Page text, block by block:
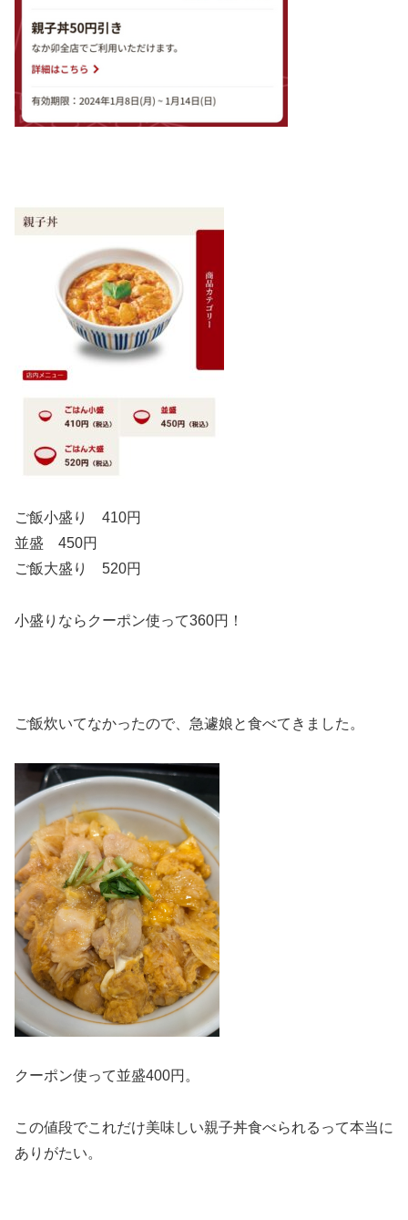
ご飯小盛り 410円
並盛 450円
ご飯大盛り 520円
小盛りならクーポン使って360円！
ご飯炊いてなかったので、急遽娘と食べてきました。
クーポン使って並盛400円。
この値段でこれだけ美味しい親子丼食べられるって本当に
ありがたい。